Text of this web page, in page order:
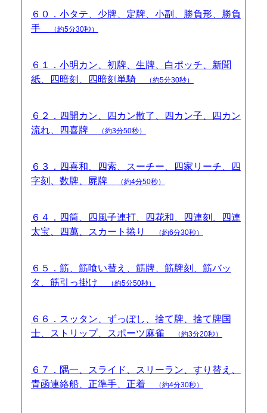
６０．小タテ、少牌、定牌、小副、勝負形、勝負
手
（約5分30秒）
６１．小明カン、初牌、生牌、白ポッチ、新聞
紙、四暗刻、四暗刻単騎
（約5分30秒）
６２．四開カン、四カン散了、四カン子、四カン
流れ、四喜牌
（約3分50秒）
６３．四喜和、四索、スーチー、四家リーチ、四
字刻、数牌、屍牌
（約4分50秒）
６４．四筒、四風子連打、四花和、四連刻、四連
太宝、四萬、スカート捲り
（約6分30秒）
６５．筋、筋喰い替え、筋牌、筋牌刻、筋バッ
タ、筋引っ掛け
（約5分50秒）
６６．スッタン、ずっぽし、捨て牌、捨て牌国
士、ストリップ、スポーツ麻雀
（約3分20秒）
６７．隅一、スライド、スリーラン、すり替え、
青函連絡船、正準手、正着
（約4分30秒）